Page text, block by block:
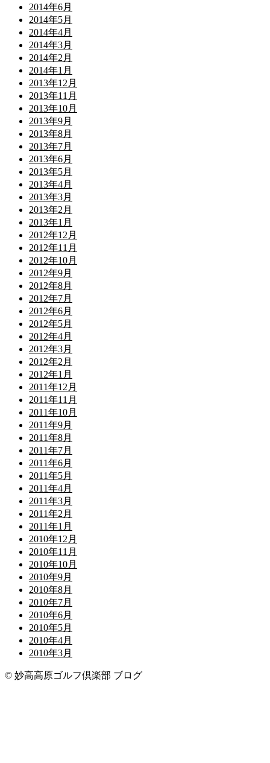
2014年6月
2014年5月
2014年4月
2014年3月
2014年2月
2014年1月
2013年12月
2013年11月
2013年10月
2013年9月
2013年8月
2013年7月
2013年6月
2013年5月
2013年4月
2013年3月
2013年2月
2013年1月
2012年12月
2012年11月
2012年10月
2012年9月
2012年8月
2012年7月
2012年6月
2012年5月
2012年4月
2012年3月
2012年2月
2012年1月
2011年12月
2011年11月
2011年10月
2011年9月
2011年8月
2011年7月
2011年6月
2011年5月
2011年4月
2011年3月
2011年2月
2011年1月
2010年12月
2010年11月
2010年10月
2010年9月
2010年8月
2010年7月
2010年6月
2010年5月
2010年4月
2010年3月
© 妙高高原ゴルフ倶楽部 ブログ